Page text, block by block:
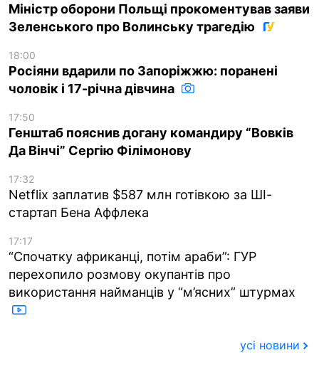
Міністр оборони Польщі прокоментував заяви
Зеленського про Волинську трагедію
18:00
Росіяни вдарили по Запоріжжю: поранені
чоловік і 17-річна дівчина
17:50
Генштаб пояснив догану командиру “Вовків
Да Вінчі” Сергію Філімонову
17:32
Netflix заплатив $587 млн готівкою за ШІ-
стартап Бена Аффлека
17:17
“Спочатку африканці, потім араби”: ГУР
перехопило розмову окупантів про
використання найманців у “м’ясних” штурмах
усі новини